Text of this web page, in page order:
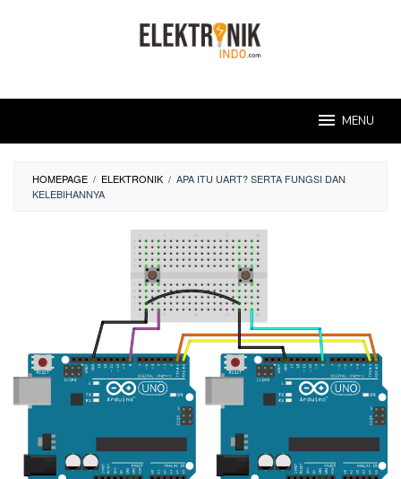
MENU
HOMEPAGE / ELEKTRONIK / APA ITU UART? SERTA FUNGSI DAN
KELEBIHANNYA